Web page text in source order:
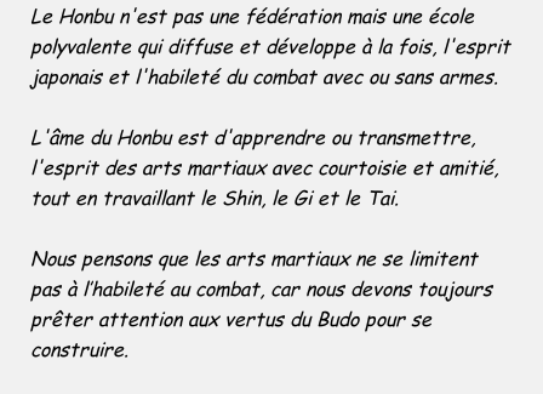
Le Honbu n'est pas une fédération mais une école
polyvalente qui diffuse et développe à la fois, l'esprit
japonais et l'habileté du combat avec ou sans armes.
L'âme du Honbu est d'apprendre ou transmettre,
l'esprit des arts martiaux avec courtoisie et amitié,
tout en travaillant le Shin, le Gi et le Tai.
Nous pensons que les arts martiaux ne se limitent
pas à l’habileté au combat, car nous devons toujours
prêter attention aux vertus du Budo pour se
construire.